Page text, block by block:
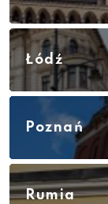
Łódź
Poznań
Rumia